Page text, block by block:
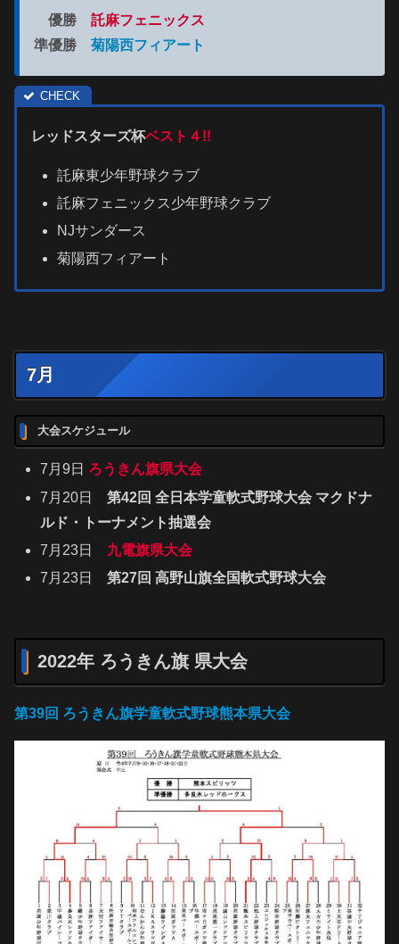
優勝 託麻フェニックス
準優勝
菊陽西フィアート
レッドスターズ杯ベスト４!!
託麻東少年野球クラブ
託麻フェニックス少年野球クラブ
NJサンダース
菊陽西フィアート
7月
大会スケジュール
7月9日 ろうきん旗県大会
7月20日第42回 全日本学童軟式野球大会 マクドナ
ルド・トーナメント抽選会
7月23日 九電旗県大会
7月23日第27回 高野山旗全国軟式野球大会
2022年 ろうきん旗 県大会
第39回 ろうきん旗学童軟式野球熊本県大会